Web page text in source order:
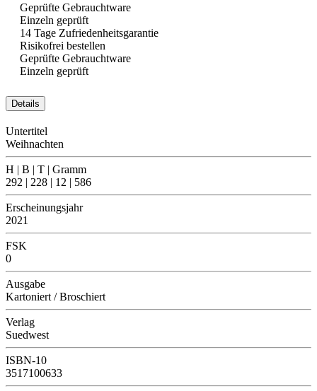
Geprüfte Gebrauchtware
Einzeln geprüft
14 Tage Zufriedenheitsgarantie
Risikofrei bestellen
Geprüfte Gebrauchtware
Einzeln geprüft
Details
Untertitel
Weihnachten
H | B | T | Gramm
292 | 228 | 12 | 586
Erscheinungsjahr
2021
FSK
0
Ausgabe
Kartoniert / Broschiert
Verlag
Suedwest
ISBN-10
3517100633